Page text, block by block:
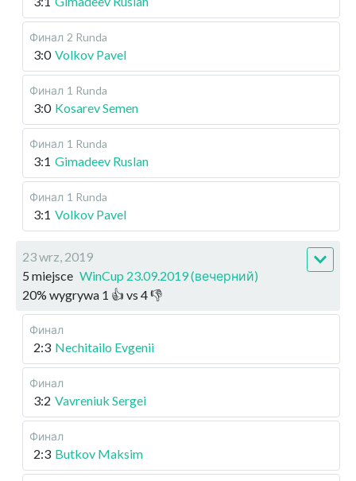
Финал 2 Runda
3:0 Volkov Pavel
Финал 1 Runda
3:0 Kosarev Semen
Финал 1 Runda
3:1 Gimadeev Ruslan
Финал 1 Runda
3:1 Volkov Pavel
23 wrz, 2019
5 miejsce WinCup 23.09.2019 (вечерний)
20% wygrywa 1 👍 vs 4👎
Финал
2:3 Nechitailo Evgenii
Финал
3:2 Vavreniuk Sergei
Финал
2:3 Butkov Maksim